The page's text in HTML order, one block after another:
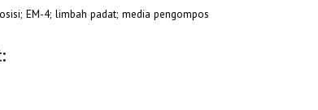
EM-4; limbah padat; media pengompos